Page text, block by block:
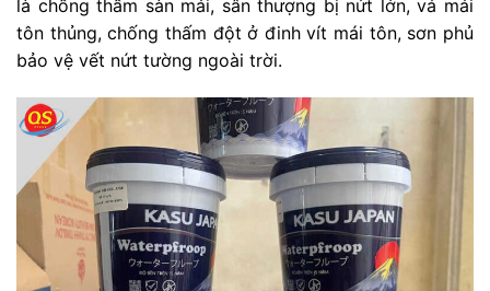
là chống thấm sàn mái, sân thượng bị nứt lớn, vá mái
tôn thủng, chống thấm đột ở đinh vít mái tôn, sơn phủ
bảo vệ vết nứt tường ngoài trời.